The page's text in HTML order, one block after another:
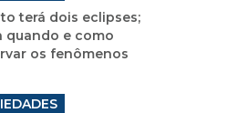
terá dois eclipses;
quando e como
os fenômenos